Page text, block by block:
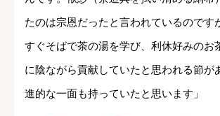
たのは宗恩だったと言われているのです
すぐそばで茶の湯を学び、利休好みのお
に陰ながら貢献していたと思われる節が
進的な一面も持っていたと思います」